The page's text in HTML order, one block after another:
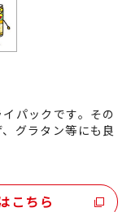
パックです。その
グラタン等にも良
こちら